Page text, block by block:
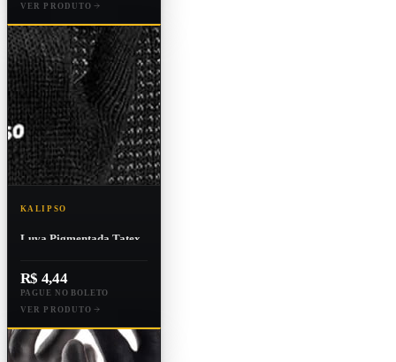
VER PRODUTO
KALIPSO
Luva Pigmentada Tatex
R$ 4,44
PAGUE NO BOLETO
VER PRODUTO